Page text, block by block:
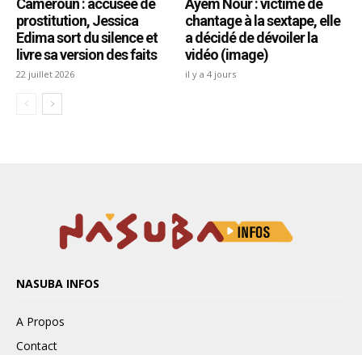
NASUBA INFOS
A Propos
Contact